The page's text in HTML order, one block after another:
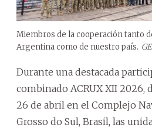
Miembros de la cooperación tanto
Argentina como de nuestro país.
Durante una destacada
combinado ACRUX XII 2026,
26 de abril en el Complejo
Grosso do Sul, Brasil, las